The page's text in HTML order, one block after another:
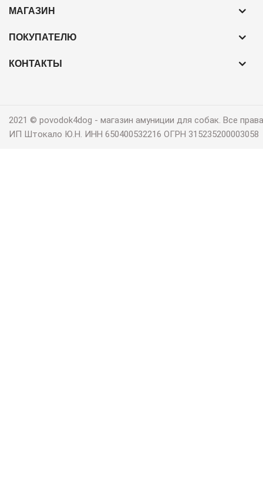
МАГАЗИН
ПОКУПАТЕЛЮ
КОНТАКТЫ
2021 © povodok4dog ‐ магазин амуниции для собак. Все
ИП Штокало Ю.Н. ИНН 650400532216 ОГРН 315235200003058